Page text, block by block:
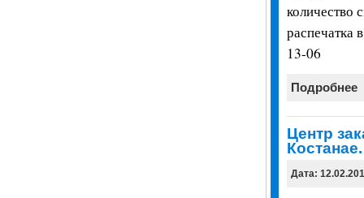
количество
распечатка
13-06
Подробнее
Центр
Костанае.
Дата: